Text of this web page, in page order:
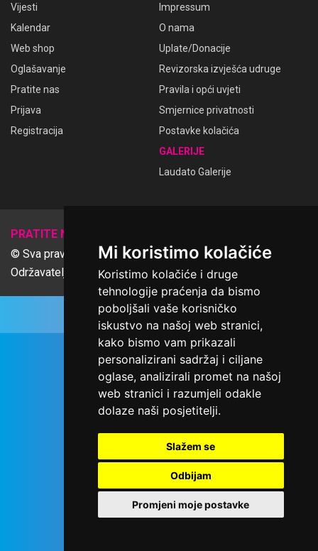
Mi koristimo kolačiće
Koristimo kolačiće i druge
tehnologije praćenja da bismo
poboljšali vaše korisničko
iskustvo na našoj web stranici,
kako bismo vam prikazali
personalizirani sadržaj i ciljane
oglase, analizirali promet na našoj
web stranici i razumjeli odakle
dolaze naši posjetitelji.
Slažem se
Odbijam
Promjeni moje postavke
Vijesti
Kalendar
Web shop
Oglašavanje
Pratite nas
Prijava
Registracija
Impressum
O nama
Uplate/Donacije
Revizorska izvješća udruge
Pravila i opći uvjeti
Smjernice privatnosti
Postavke kolačića
GALERIJE
Laudato Galerije
PRATITE NAS
© Sva prava pridržana Udruga Ime dobrote
Održavatelj Netcom d.o.o., Riva 6, Rijeka